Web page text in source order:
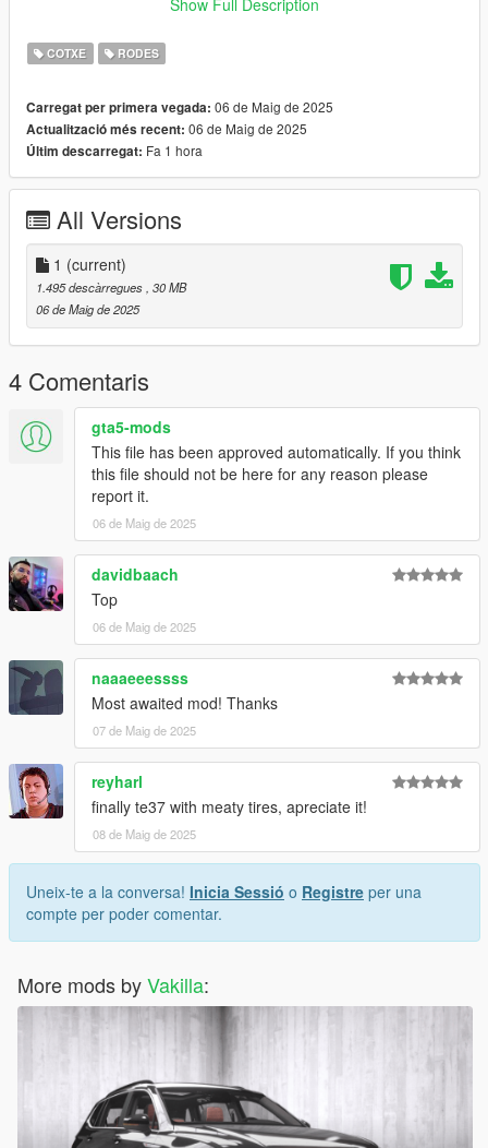
-NOTES- Recommended script Vstancer to increase the width
of the wheels.
-Patreon : https://www.patreon.com/c/Vakillasmods
-Discord : https://discord.gg/AG3yezYB
-Youtube :
https://youtube.com/channel/UCEB7LRcIra38tTyC3QjVL2Q
VAKILLAS_MODS .....................................
Show Full Description
COTXE RODES
Carregat per primera vegada: 06 de Maig de 2025
Actualització més recent: 06 de Maig de 2025
Últim descarregat: Fa 1 hora
All Versions
1 (current)
1.495 descàrregues , 30 MB
06 de Maig de 2025
4 Comentaris
gta5-mods
This file has been approved automatically. If you think
this file should not be here for any reason please
report it.
06 de Maig de 2025
davidbaach
Top
06 de Maig de 2025
naaaeeessss
Most awaited mod! Thanks
07 de Maig de 2025
reyharl
finally te37 with meaty tires, apreciate it!
08 de Maig de 2025
Uneix-te a la conversa! Inicia Sessió o Registre per una
compte per poder comentar.
More mods byVakilla: